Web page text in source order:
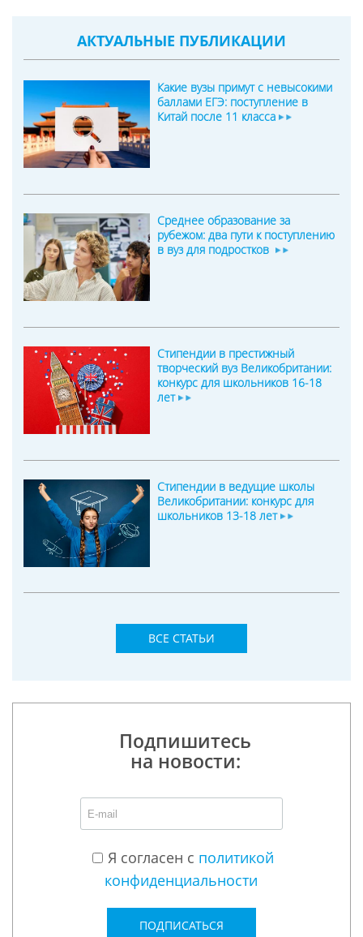
АКТУАЛЬНЫЕ ПУБЛИКАЦИИ
Какие вузы примут с невысокими
баллами ЕГЭ: поступление в
Китай после 11 класса
Среднее образование за
рубежом: два пути к поступлению
в вуз для подростков
Стипендии в престижный
творческий вуз Великобритании:
конкурс для школьников 16-18
лет
Стипендии в ведущие школы
Великобритании: конкурс для
школьников 13-18 лет
ВСЕ СТАТЬИ
Подпишитесь
на новости:
Я согласен с политикой
конфиденциальности
ПОДПИСАТЬСЯ